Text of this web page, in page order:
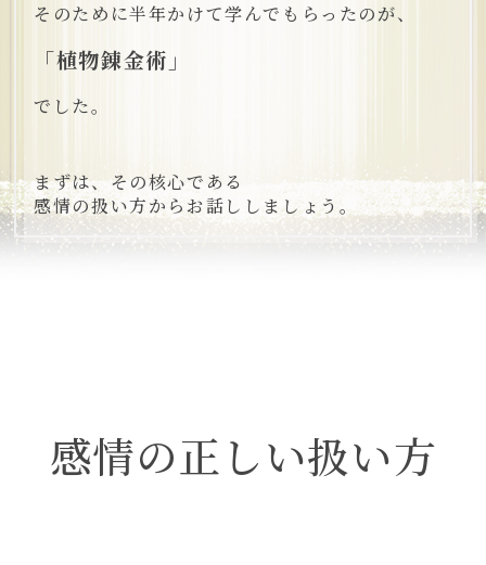
そのために半年かけて学んでもらったのが、
「植物錬金術」
でした。
まずは、その核心である
感情の扱い方からお話ししましょう。
感情の正しい扱い方